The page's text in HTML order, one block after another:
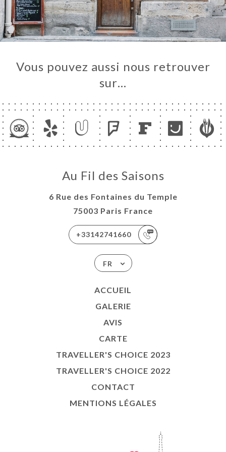
Vous pouvez aussi nous retrouver
sur…
Au Fil des Saisons
6 Rue des Fontaines du Temple
75003 Paris France
+33142741660
FR
ACCUEIL
GALERIE
AVIS
CARTE
TRAVELLER'S CHOICE 2023
TRAVELLER'S CHOICE 2022
CONTACT
MENTIONS LÉGALES